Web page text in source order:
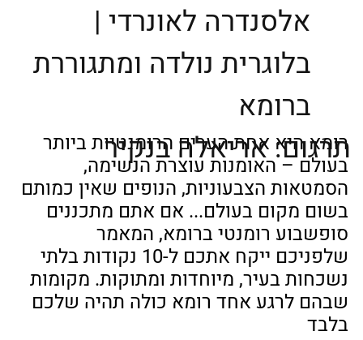
רומא היא אחת הערים הרומנטיות ביותר
בעולם – האומנות עוצרת הנשימה,
הסמטאות הצבעוניות, הנופים שאין כמותם
בשום מקום בעולם... אם אתם מתכננים
סופשבוע רומנטי ברומא, המאמר
שלפניכם ייקח אתכם ל-10 נקודות בלתי
נשכחות בעיר, מיוחדות ומתוקות. מקומות
שבהם לרגע אחד רומא כולה תהיה שלכם
בלבד
אלסנדרה לאונרדי |
בלוגרית נולדה ומתגוררת
ברומא
תרגום: אריאלה בנקיר